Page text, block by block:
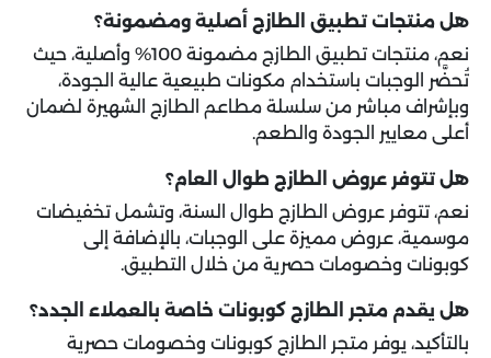
هل منتجات تطبيق الطازج أصلية ومضمونة؟
نعم، منتجات تطبيق الطازج مضمونة 100% وأصلية، حيث
تُحضَّر الوجبات باستخدام مكونات طبيعية عالية الجودة،
وبإشراف مباشر من سلسلة مطاعم الطازج الشهيرة لضمان
أعلى معايير الجودة والطعم.
هل تتوفر عروض الطازج طوال العام؟
نعم، تتوفر عروض الطازج طوال السنة، وتشمل تخفيضات
موسمية، عروض مميزة على الوجبات، بالإضافة إلى
كوبونات وخصومات حصرية من خلال التطبيق.
هل يقدم متجر الطازج كوبونات خاصة بالعملاء الجدد؟
بالتأكيد، يوفر متجر الطازج كوبونات وخصومات حصرية